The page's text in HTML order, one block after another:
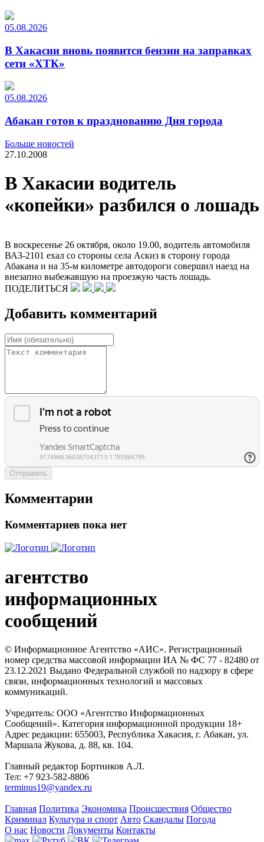
05.08.2026
В Хакасии вновь появится бензин на заправках
сети «ХТК»
05.08.2026
Абакан готов к празднованию Дня города
Больше новостей
27.10.2008
В Хакасии водитель
«копейки» разбился о лошадь
В воскресенье 26 октября, около 19.00, водитель автомобиля
ВАЗ-2101 ехал со стороны села Аскиз в сторону города
Абакана и на 35-м километре автодороги совершил наезд на
внезапно выбежавшую на проезжую часть лошадь.
ПОДЕЛИТЬСЯ
Добавить комментарий
Отправить
Комментарии
Комментариев пока нет
агентство
информационных
сообщений
© Информационное Агентство «АИС». Регистрационный
номер средства массовой информации ИА № ФС 77 - 82480 от
23.12.2021 Выдано Федеральной службой по надзору в сфере
связи, информационных технологий и массовых
коммуникаций.
Учредитель: ООО «Агентство Информационных
Сообщений». Категория информационной продукции 18+
Адрес редакции: 655003, Республика Хакасия, г. Абакан, ул.
Маршала Жукова, д. 88, кв. 104.
Главный редактор Бортников А.Л.
Тел: +7 923-582-8806
terminus19@yandex.ru
Главная Политика Экономика Происшествия Общество
Криминал Культура и спорт Авто Скандалы Погода
О нас Новости Документы Контакты